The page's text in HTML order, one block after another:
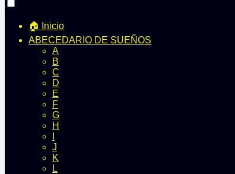
🏠 Inicio
ABECEDARIO DE SUEÑOS
A
B
C
D
E
F
G
H
J
K
L